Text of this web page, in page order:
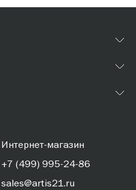
Интернет-магазин
+7 (499) 995-24-86
sales@artis21.ru